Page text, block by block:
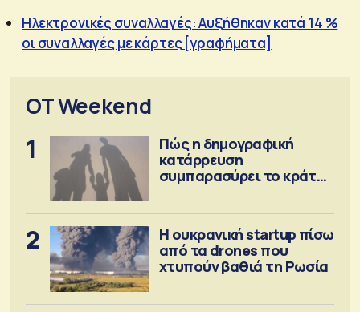
Ηλεκτρονικές συναλλαγές: Αυξήθηκαν κατά 14 %
οι συναλλαγές με κάρτες [γραφήματα]
OT Weekend
1
Πώς η δημογραφική
κατάρρευση
συμπαρασύρει το κράτος
2
Η ουκρανική startup πίσω
από τα drones που
χτυπούν βαθιά τη Ρωσία